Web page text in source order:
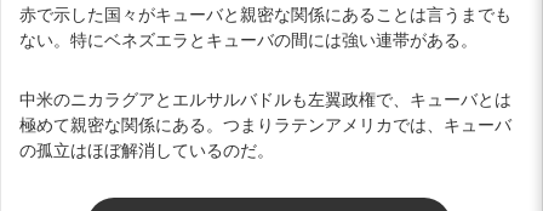
赤で示した国々がキューバと親密な関係にあることは言うまでも
ない。特にベネズエラとキューバの間には強い連帯がある。
中米のニカラグアとエルサルバドルも左翼政権で、キューバとは
極めて親密な関係にある。つまりラテンアメリカでは、キューバ
の孤立はほぼ解消しているのだ。